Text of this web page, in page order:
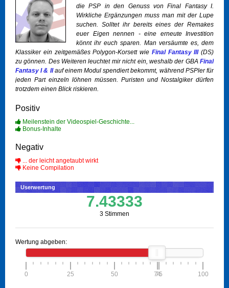
die PSP in den Genuss von Final Fantasy I.
Wirkliche Ergänzungen muss man mit der Lupe
suchen. Solltet ihr bereits eines der Remakes
euer Eigen nennen - eine erneute Investition
könnt ihr euch sparen. Man versäumte es, dem
Klassiker ein zeitgemäßes Polygon-Korsett wie Final Fantasy III(DS)
zu gönnen. Des Weiteren leuchtet mir nicht ein, weshalb der GBA Final
Fantasy I & IIauf einem Modul spendiert bekommt, während PSPler für
jeden Part einzeln löhnen müssen. Puristen und Nostalgiker dürfen
trotzdem einen Blick riskieren.
Positiv
Meilenstein der Videospiel-Geschichte...
Bonus-Inhalte
Negativ
... der leicht angetaubt wirkt
Keine Compilation
Userwertung
7.43333
3 Stimmen
Wertung abgeben:
0 25 50 74
75 100